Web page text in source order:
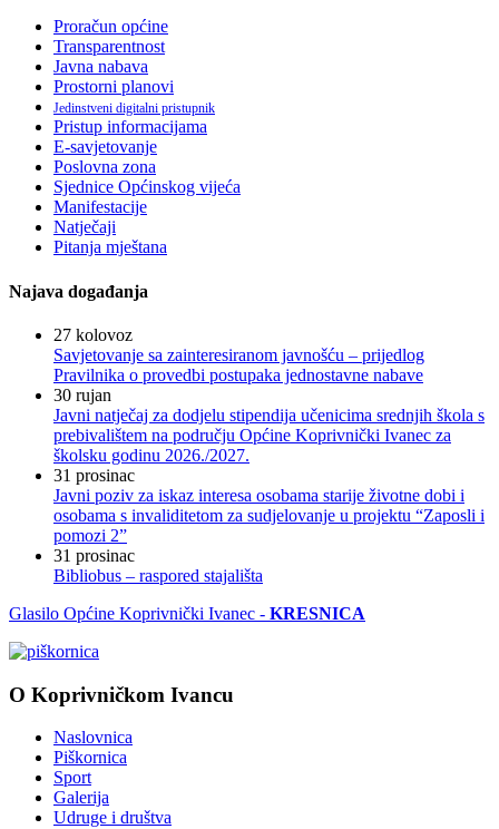
Proračun općine
Transparentnost
Javna nabava
Prostorni planovi
Jedinstveni digitalni pristupnik
Pristup informacijama
E-savjetovanje
Poslovna zona
Sjednice Općinskog vijeća
Manifestacije
Natječaji
Pitanja mještana
Najava događanja
27 kolovoz
Savjetovanje sa zainteresiranom javnošću – prijedlog
Pravilnika o provedbi postupaka jednostavne nabave
30 rujan
Javni natječaj za dodjelu stipendija učenicima srednjih škola s
prebivalištem na području Općine Koprivnički Ivanec za
školsku godinu 2026./2027.
31 prosinac
Javni poziv za iskaz interesa osobama starije životne dobi i
osobama s invaliditetom za sudjelovanje u projektu “Zaposli i
pomozi 2”
31 prosinac
Bibliobus – raspored stajališta
Glasilo Općine Koprivnički Ivanec - KRESNICA
O Koprivničkom Ivancu
Naslovnica
Piškornica
Sport
Galerija
Udruge i društva